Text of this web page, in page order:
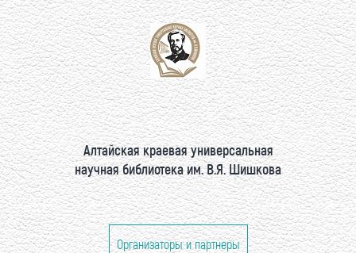
Алтайская краевая универсальная
научная библиотека им. В.Я. Шишкова
Организаторы и партнеры